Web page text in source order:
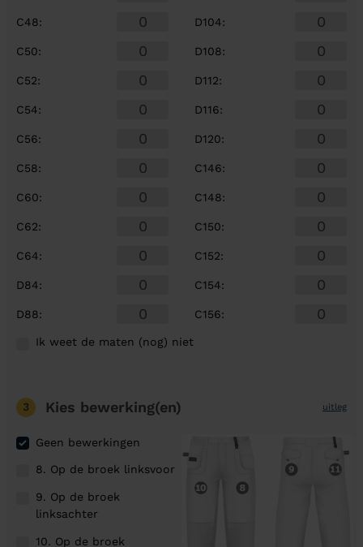
C48:
C50:
C52:
C54:
C56:
C58:
C60:
C62:
C64:
D84:
D88:
D104:
D108:
D112:
D116:
D120:
C146:
C148:
C150:
C152:
C154:
C156:
Ik weet de maten (nog) niet
3 Kies bewerking(en) uitleg
Geen bewerkingen
8. Op de broek linksvoor
9. Op de broek
linksachter
10. Op de broek